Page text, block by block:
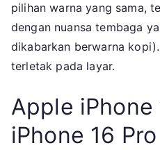
pilihan warna yang sama,
dengan nuansa tembaga
dikabarkan berwarna
terletak pada layar.
Apple iPhone
iPhone 16